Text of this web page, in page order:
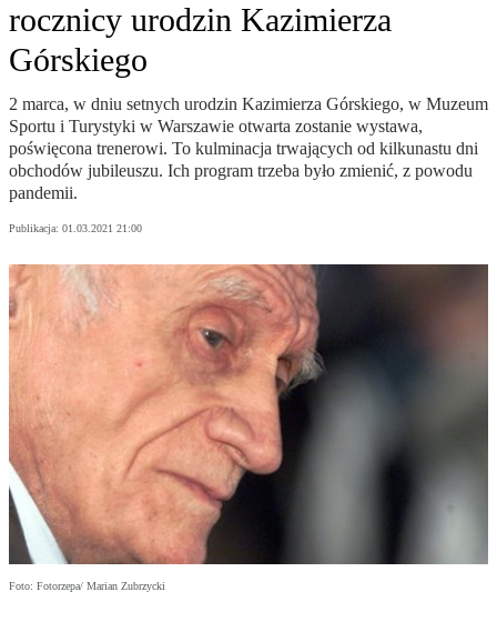
rocznicy urodzin Kazimierza
Górskiego
2 marca, w dniu setnych urodzin Kazimierza Górskiego, w Muzeum
Sportu i Turystyki w Warszawie otwarta zostanie wystawa,
poświęcona trenerowi. To kulminacja trwających od kilkunastu dni
obchodów jubileuszu. Ich program trzeba było zmienić, z powodu
pandemii.
Publikacja: 01.03.2021 21:00
Foto: Fotorzepa/ Marian Zubrzycki